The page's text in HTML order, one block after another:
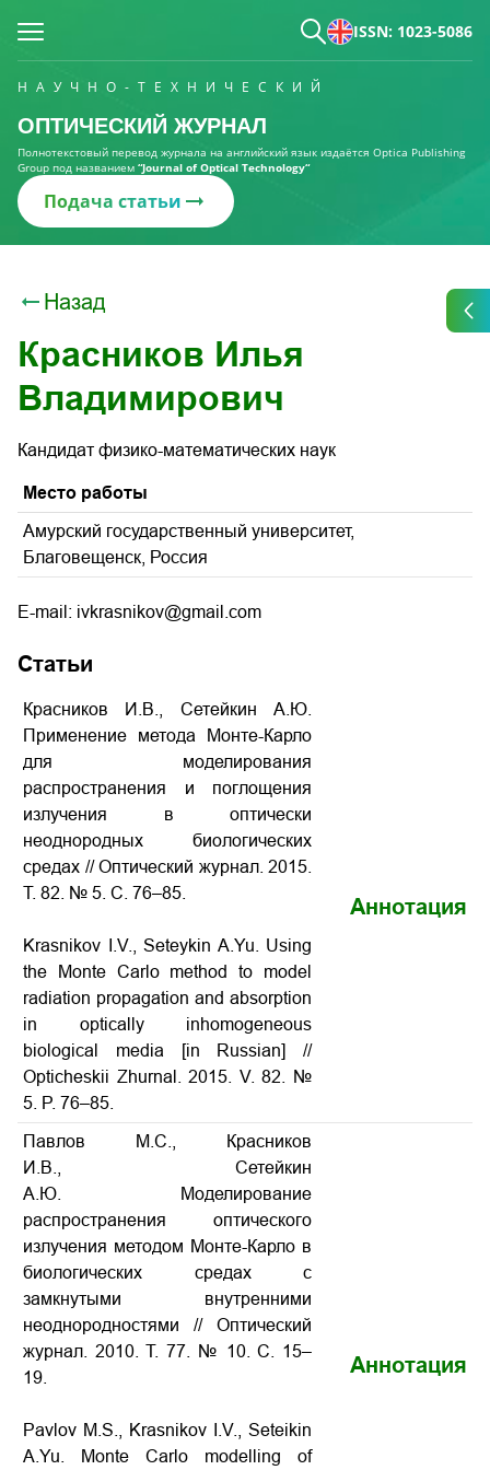
ISSN: 1023-5086
НАУЧНО-ТЕХНИЧЕСКИЙ
ОПТИЧЕСКИЙ ЖУРНАЛ
Полнотекстовый перевод журнала на английский язык издаётся Optica Publishing
Group под названием “Journal of Optical Technology“
Подача статьи
Назад
Красников Илья
Владимирович
Кандидат физико-математических наук
Место работы
Амурский государственный университет,
Благовещенск, Россия
E-mail: ivkrasnikov@gmail.com
Статьи
Красников И.В., Сетейкин А.Ю.
Применение метода Монте-Карло
для моделирования
распространения и поглощения
излучения в оптически
неоднородных биологических
средах // Оптический журнал. 2015.
Т. 82. № 5. С. 76–85.
Krasnikov I.V., Seteykin A.Yu. Using
the Monte Carlo method to model
radiation propagation and absorption
in optically inhomogeneous
biological media
[in Russian] //
Opticheskii Zhurnal. 2015. V. 82. №
5. P. 76–85.
Аннотация
Павлов М.С., Красников
И.В., Сетейкин
А.Ю. Моделирование
распространения оптического
излучения методом Монте-Карло в
биологических средах с
замкнутыми внутренними
неоднородностями // Оптический
журнал. 2010. Т. 77. № 10. С. 15–
19.
Pavlov M.S., Krasnikov I.V., Seteikin
A.Yu. Monte Carlo modelling of
Аннотация